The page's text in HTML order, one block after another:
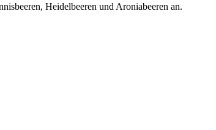
Heidelbeeren und Aroniabeeren an.